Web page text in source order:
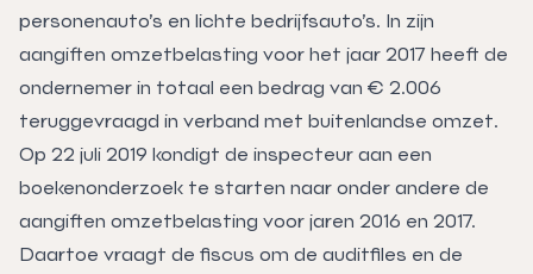
personenauto’s en lichte bedrijfsauto’s. In zijn
aangiften omzetbelasting voor het jaar 2017 heeft de
ondernemer in totaal een bedrag van € 2.006
teruggevraagd in verband met buitenlandse omzet.
Op 22 juli 2019 kondigt de inspecteur aan een
boekenonderzoek te starten naar onder andere de
aangiften omzetbelasting voor jaren 2016 en 2017.
Daartoe vraagt de fiscus om de auditfiles en de